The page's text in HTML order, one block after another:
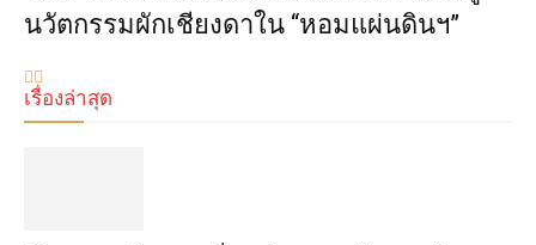
นวัตกรรมผักเชียงดาใน “หอมแผ่นดินฯ”
เรื่องล่าสุด